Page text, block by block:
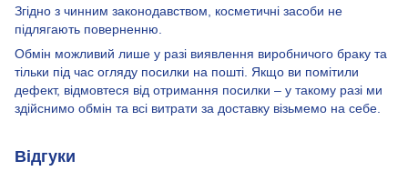
Згідно з чинним законодавством, косметичні засоби не
підлягають поверненню.
Обмін можливий лише у разі виявлення виробничого браку та
тільки під час огляду посилки на пошті. Якщо ви помітили
дефект, відмовтеся від отримання посилки – у такому разі ми
здійснимо обмін та всі витрати за доставку візьмемо на себе.
Відгуки